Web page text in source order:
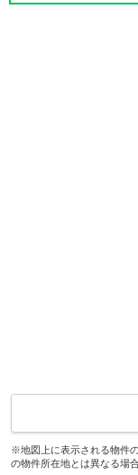
※地図上に表示される物件
の物件所在地とは異なる場